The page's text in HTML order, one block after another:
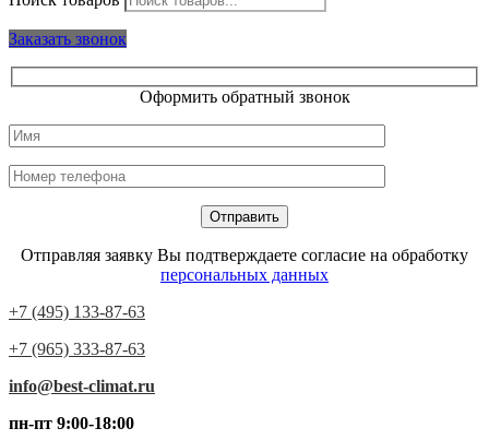
Заказать звонок
Оформить обратный звонок
Отправляя заявку Вы подтверждаете согласие на обработку
персональных данных
+7 (495) 133-87-63
+7 (965) 333-87-63
info@best-climat.ru
пн-пт 9:00-18:00